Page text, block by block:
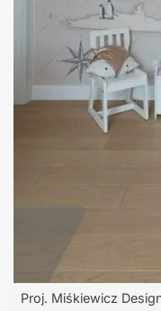
Proj. Miśkiewicz